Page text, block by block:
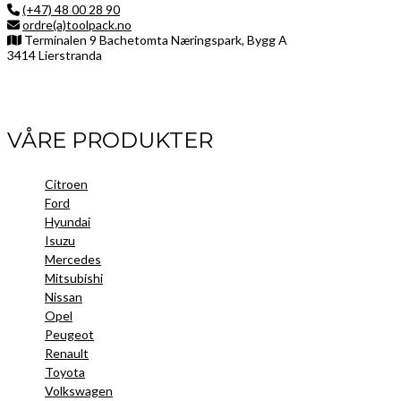
(+47) 48 00 28 90
ordre(a)toolpack.no
Terminalen 9 Bachetomta Næringspark, Bygg A
3414 Lierstranda
VÅRE PRODUKTER
Citroen
Ford
Hyundai
Isuzu
Mercedes
Mitsubishi
Nissan
Opel
Peugeot
Renault
Toyota
Volkswagen